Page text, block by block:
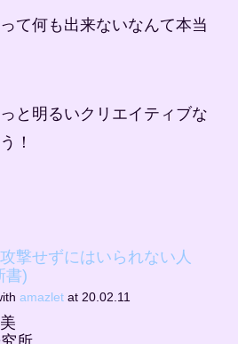
て何も出来ないなんて本当
と明るいクリエイティブな
！
撃せずにはいられない人
書)
amazletat 20.02.11